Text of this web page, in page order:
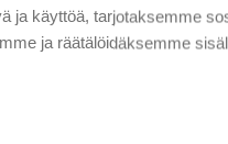
ja käyttöä, tarjotaksemme
ja räätälöidäksemme